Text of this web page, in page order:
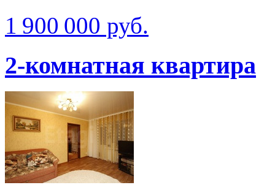
1 900 000 руб.
2-комнатная квартира